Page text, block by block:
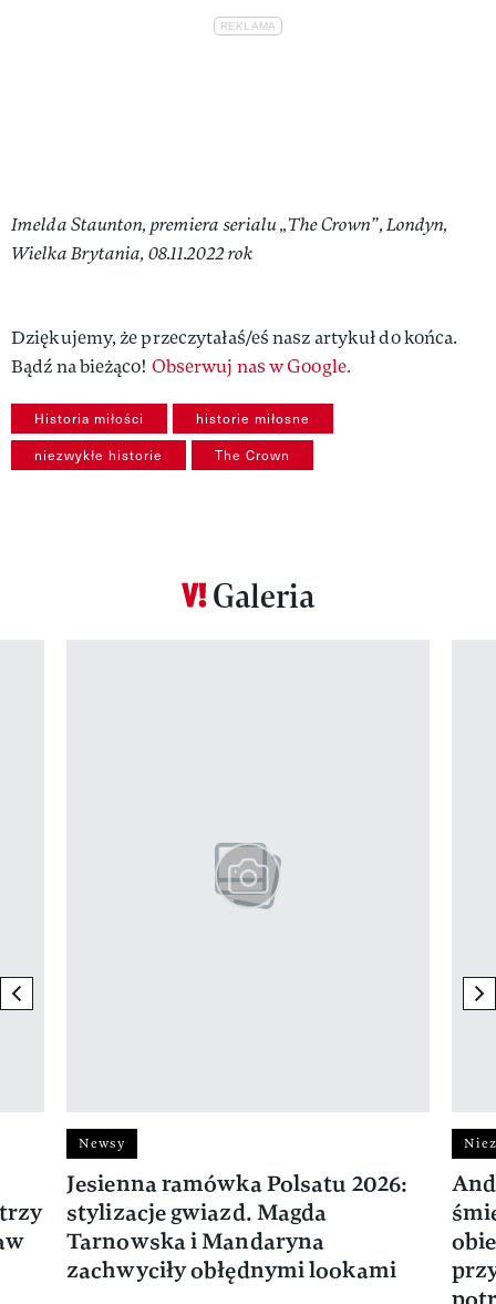
Imelda Staunton, premiera serialu „The Crown”, Londyn,
Wielka Brytania, 08.11.2022 rok​​​​​​​
Dziękujemy, że przeczytałaś/eś nasz artykuł do końca.
Bądź na bieżąco! Obserwuj nas w Google.
Historia miłości historie miłosne
niezwykłe historie The Crown
Galeria
previous element
Newsy
Jesienna ramówka Polsatu 2026:
stylizacje gwiazd. Magda
Tarnowska i Mandaryna
zachwyciły obłędnymi lookami